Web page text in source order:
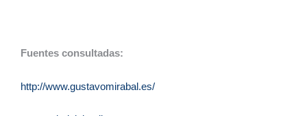
Fuentes consultadas:
http://www.gustavomirabal.es/